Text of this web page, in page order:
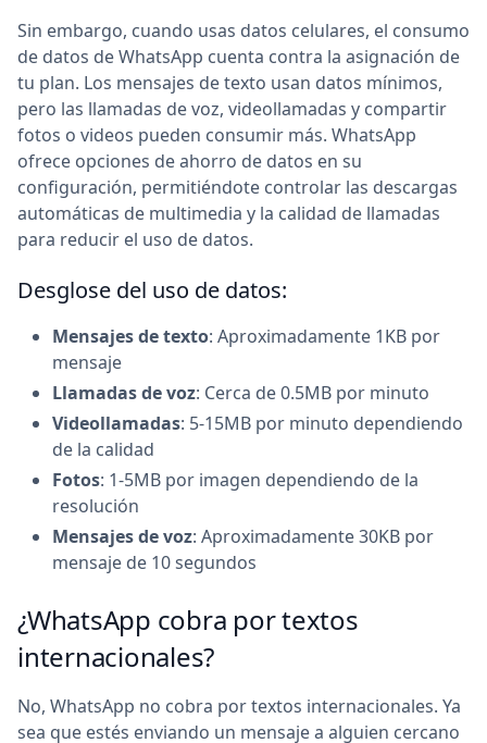
Sin embargo, cuando usas datos celulares, el consumo
de datos de WhatsApp cuenta contra la asignación de
tu plan. Los mensajes de texto usan datos mínimos,
pero las llamadas de voz, videollamadas y compartir
fotos o videos pueden consumir más. WhatsApp
ofrece opciones de ahorro de datos en su
configuración, permitiéndote controlar las descargas
automáticas de multimedia y la calidad de llamadas
para reducir el uso de datos.
Desglose del uso de datos:
Mensajes de texto: Aproximadamente 1KB por
mensaje
Llamadas de voz: Cerca de 0.5MB por minuto
Videollamadas: 5-15MB por minuto dependiendo
de la calidad
Fotos: 1-5MB por imagen dependiendo de la
resolución
Mensajes de voz: Aproximadamente 30KB por
mensaje de 10 segundos
¿WhatsApp cobra por textos
internacionales?
No, WhatsApp no cobra por textos internacionales. Ya
sea que estés enviando un mensaje a alguien cercano